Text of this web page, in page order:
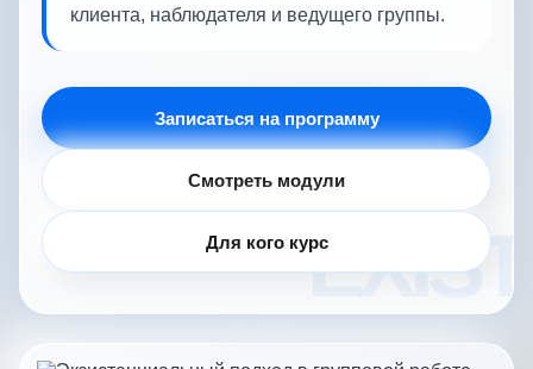
клиента, наблюдателя и ведущего группы.
Записаться на программу
Смотреть модули
Для кого курс